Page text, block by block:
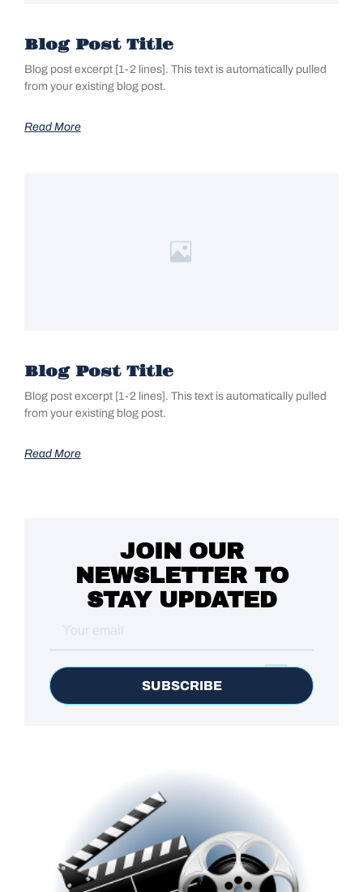
Blog Post Title
Blog post excerpt [1-2 lines]. This text is automatically pulled
from your existing blog post.
Read More
Blog Post Title
Blog post excerpt [1-2 lines]. This text is automatically pulled
from your existing blog post.
Read More
JOIN OUR
NEWSLETTER TO
STAY UPDATED
SUBSCRIBE